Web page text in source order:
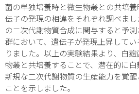
菌の単独培養時と微生物叢との共培
伝子の発現の相違をそれぞれ調べま
の二次代謝物質合成に関与すると予
群において、遺伝子が発現上昇して
りました。以上の実験結果より、白
物叢と共培養することで、潜在的に
新規な二次代謝物質の生産能力を覚
ことを示しました。